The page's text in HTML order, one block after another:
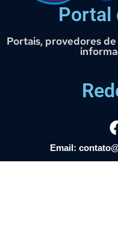
Portal
Portais, provedores
Email: